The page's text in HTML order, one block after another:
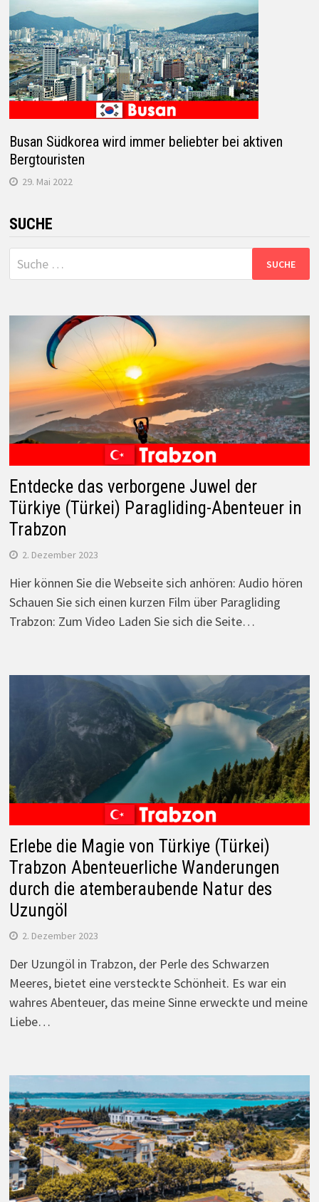
Busan Südkorea wird immer beliebter bei aktiven
Bergtouristen
29. Mai 2022
SUCHE
Suche
nach:
Entdecke das verborgene Juwel der
Türkiye (Türkei) Paragliding-Abenteuer in
Trabzon
2. Dezember 2023
Hier können Sie die Webseite sich anhören: Audio hören
Schauen Sie sich einen kurzen Film über Paragliding
Trabzon: Zum Video Laden Sie sich die Seite…
Erlebe die Magie von Türkiye (Türkei)
Trabzon Abenteuerliche Wanderungen
durch die atemberaubende Natur des
Uzungöl
2. Dezember 2023
Der Uzungöl in Trabzon, der Perle des Schwarzen
Meeres, bietet eine versteckte Schönheit. Es war ein
wahres Abenteuer, das meine Sinne erweckte und meine
Liebe…